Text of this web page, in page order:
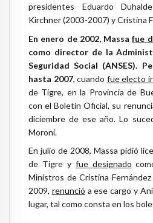
presidentes Eduardo
Kirchner (2003-2007) y Cristina
En enero de 2002, Massafue
como director de la
Seguridad Social (ANSES).
hasta 2007, cuando fue electo
de Tigre, en la Provincia de
con el Boletín Oficial, su
diciembre de ese año. Lo
Moroni.
En julio de 2008, Massa pidió
de Tigre y fue designado
Ministros de Cristina
2009, renunció a ese cargo y
lugar, tal como consta en los